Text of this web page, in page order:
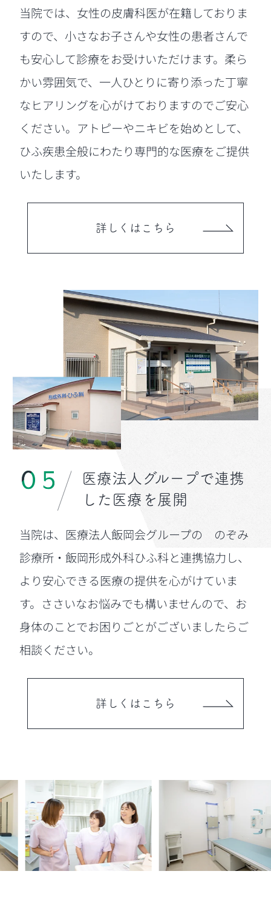
当院では、女性の皮膚科医が在籍しておりま
すので、小さなお子さんや女性の患者さんで
も安心して診療をお受けいただけます。柔ら
かい雰囲気で、一人ひとりに寄り添った丁寧
なヒアリングを心がけておりますのでご安心
ください。アトピーやニキビを始めとして、
ひふ疾患全般にわたり専門的な医療をご提供
いたします。
詳しくはこちら
医療法人グループで連携
した 医療を展開
当院は、医療法人飯岡会グループの のぞみ
診療所・飯岡形成外科ひふ科と連携協力し、
より安心できる医療の提供を心がけていま
す。ささいなお悩みでも構いませんので、お
身体のことでお困りごとがございましたらご
相談ください。
詳しくはこちら